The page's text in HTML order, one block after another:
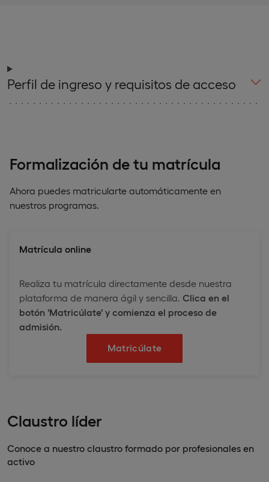
Perfil de ingreso y requisitos de acceso
Formalización de tu matrícula
Ahora puedes matricularte automáticamente en
nuestros programas.
Matrícula online
Realiza tu matrícula directamente desde nuestra
plataforma de manera ágil y sencilla. Clica en el
botón 'Matricúlate' y comienza el proceso de
admisión.
Matricúlate
Claustro líder
Conoce a nuestro claustro formado por profesionales en
activo